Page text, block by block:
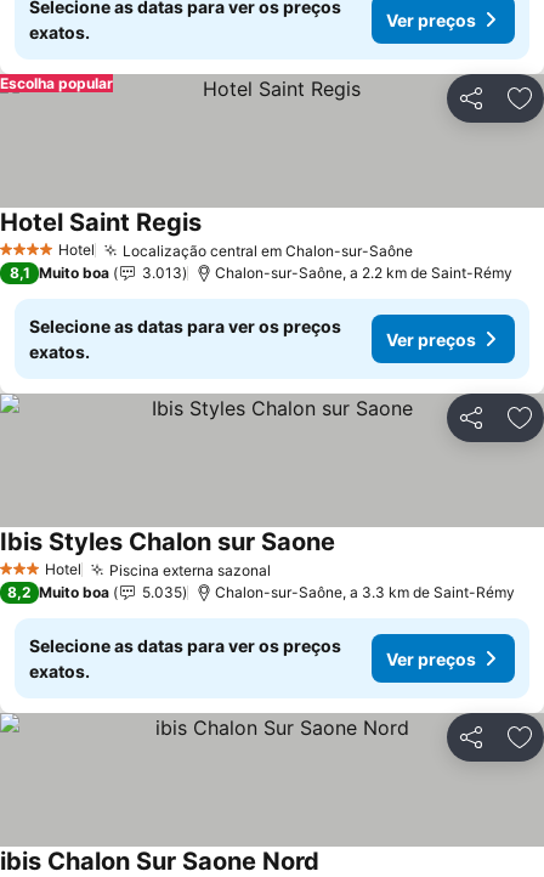
Selecione as datas para ver os preços
exatos.
Ver preços
Partilhar
Escolha popular
4 EstrelasHotel Localização central em Chalon-sur-SaôneVer preços
Hotel Saint RegisVer preços
8,1 Muito boa 3.013 Chalon-sur-Saône, a 2.2 km de Saint-Rémy
Selecione as datas para ver os preços
exatos.
Ver preços
Partilhar
3 EstrelasHotel Piscina externa sazonal
Ibis Styles Chalon sur Saone
8,2 Muito boa 5.035 Chalon-sur-Saône, a 3.3 km de Saint-Rémy
Selecione as datas para ver os preços
exatos.
Ver preços
Partilhar
ibis Chalon Sur Saone Nord